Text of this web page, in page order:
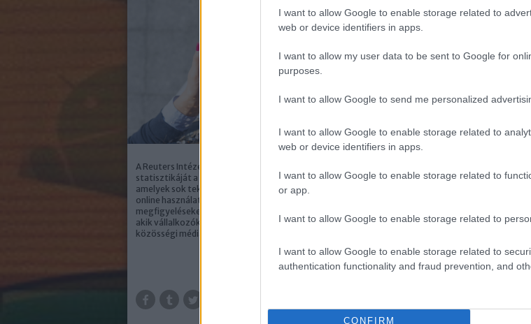
I want to allow Google to enable storage related to
web or device identifiers in apps.
I want to allow my user data to be sent to Google for
purposes.
I want to allow Google to send me personalized
I want to allow Google to enable storage related to
web or device identifiers in apps.
I want to allow Google to enable storage related to
or app.
I want to allow Google to enable storage related to
I want to allow Google to enable storage related to
authentication functionality and fraud prevention, and
CONFIRM
A kínai tulajdonú közösségi média
kommunikációs technológiát
A Reuters Intézet közzétette éves áttekintési
statisztikáját a hírfogyasztási trendekről,
amelyek sok tekintetben tükrözik az általános
online használati szokásokat. A jelentés érdekes
megfigyeléseket tartalmaz mindazok számára,
akik vállalkozóként napi szinten használják a
közösségi médiát. A…